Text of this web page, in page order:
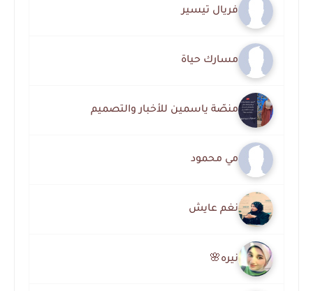
فريال تيسير
مسارك حياة
منصّة ياسمين للأخبار والتصميم
مي محمود
نغم عايش
نيره🌸